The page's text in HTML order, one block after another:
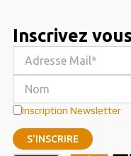
Inscrivez
Inscription Newsletter